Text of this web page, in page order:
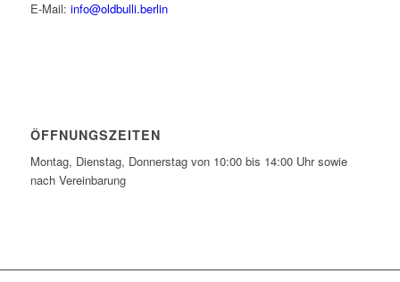
E-Mail: info@oldbulli.berlin
ÖFFNUNGSZEITEN
Montag, Dienstag, Donnerstag von 10:00 bis 14:00 Uhr sowie
nach Vereinbarung